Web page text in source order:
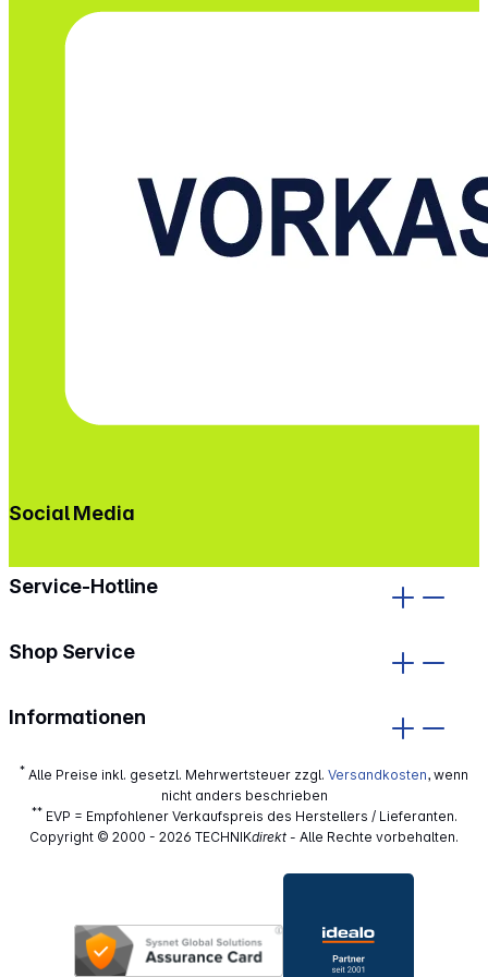
Service-Hotline
Shop Service
Informationen
Social Media
* Alle Preise inkl. gesetzl. Mehrwertsteuer zzgl. Versandkosten, wenn
nicht anders beschrieben
** EVP = Empfohlener Verkaufspreis des Herstellers / Lieferanten.
Copyright © 2000 - 2026 TECHNIKdirekt - Alle Rechte vorbehalten.